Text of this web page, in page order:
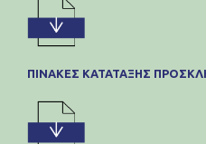
ΠΊΝΑΚΕΣ ΚΑΤΆΤΑΞΗΣ